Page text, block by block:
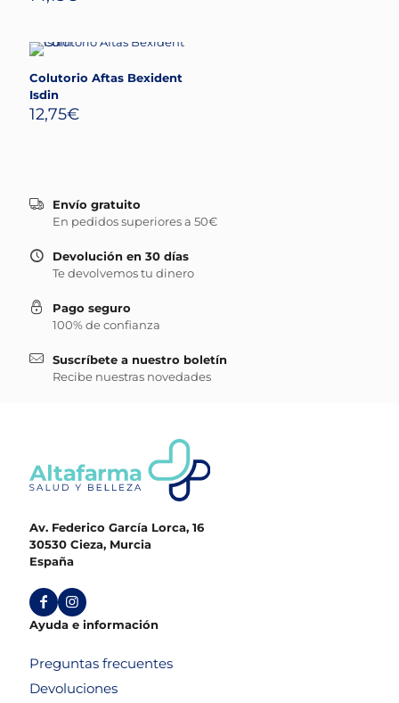
Colutorio Aftas Bexident
Isdin
12,75€
Envío gratuito
En pedidos superiores a 50€
Devolución en 30 días
Te devolvemos tu dinero
Pago seguro
100% de confianza
Suscríbete a nuestro boletín
Recibe nuestras novedades
Av. Federico García Lorca, 16
30530 Cieza, Murcia
España
Ayuda e información
Preguntas frecuentes
Devoluciones